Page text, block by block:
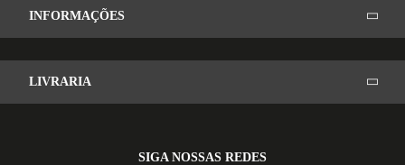
INFORMAÇÕES
LIVRARIA
SIGA NOSSAS REDES